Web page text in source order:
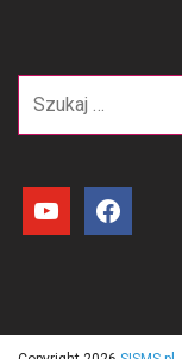
youtube facebook